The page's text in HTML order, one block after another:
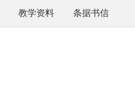
教学资料 条据书信